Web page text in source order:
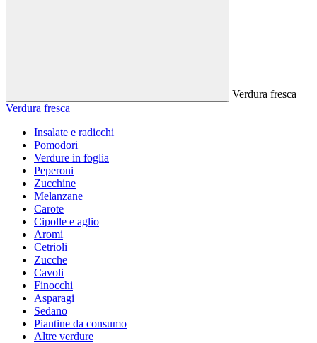
Verdura fresca
Verdura fresca
Insalate e radicchi
Pomodori
Verdure in foglia
Peperoni
Zucchine
Melanzane
Carote
Cipolle e aglio
Aromi
Cetrioli
Zucche
Cavoli
Finocchi
Asparagi
Sedano
Piantine da consumo
Altre verdure